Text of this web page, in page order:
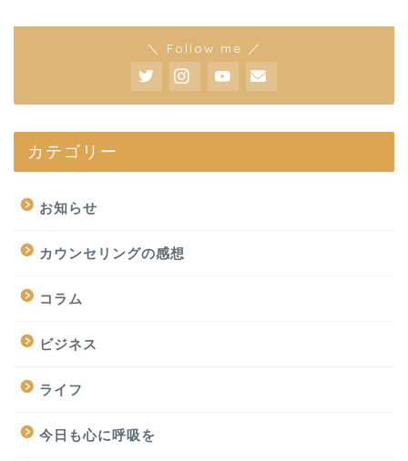
＼ Follow me ／
カテゴリー
お知らせ
カウンセリングの感想
コラム
ビジネス
ライフ
今日も心に呼吸を